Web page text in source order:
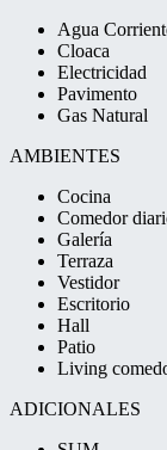
Agua
Cloaca
Electricidad
Pavimento
Gas Natural
AMBIENTES
Cocina
Comedor
Galería
Terraza
Vestidor
Escritorio
Hall
Patio
Living
ADICIONALES